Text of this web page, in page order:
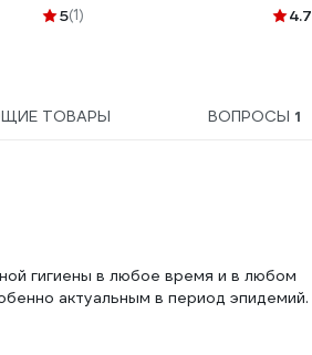
полимерной основе
5(1)
4.7
ТОВАРЫ ВОПРОСЫ 1
гигиены в любое время и в любом
актуальным в период эпидемий.